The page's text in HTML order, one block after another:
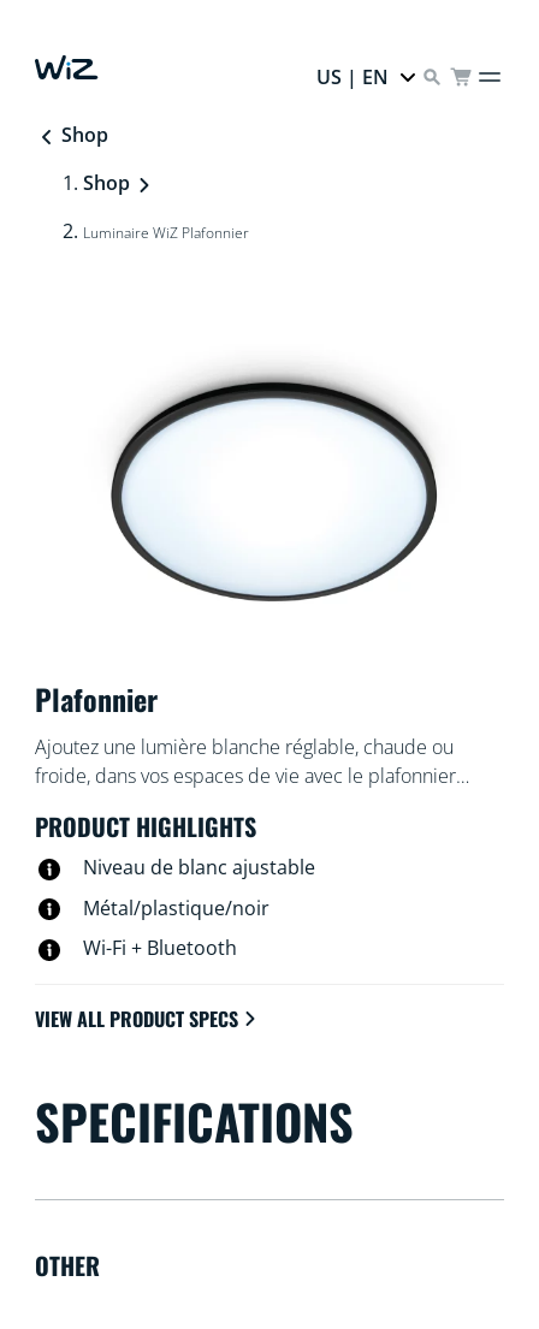
US | EN
Shop
Shop
Luminaire WiZ Plafonnier
Plafonnier
Ajoutez une lumière blanche réglable, chaude ou
froide, dans vos espaces de vie avec le plafonnier
votre voix pour varier l'intensité lumineuse ou
appliquer des modes d'éclairage prédéfinis sur les
PRODUCT HIGHLIGHTS
Niveau de blanc ajustable
Métal/plastique/noir
Wi-Fi + Bluetooth
VIEW ALL PRODUCT SPECS
SPECIFICATIONS
OTHER